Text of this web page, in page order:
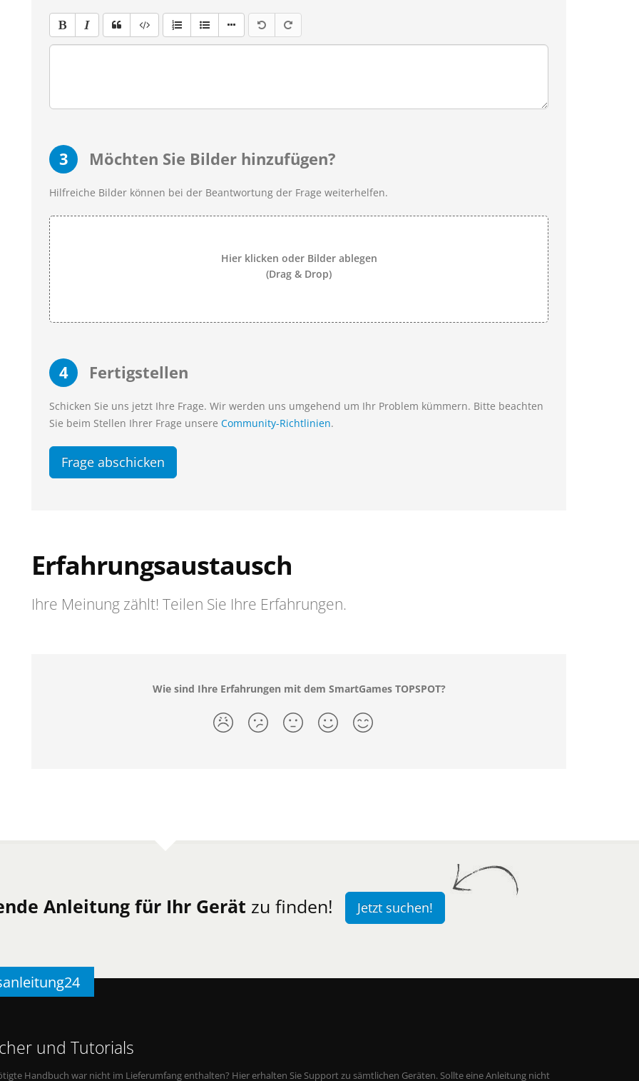
3 Möchten Sie Bilder hinzufügen?
Hilfreiche Bilder können bei der Beantwortung der Frage weiterhelfen.
Hier klicken oder Bilder ablegen
(Drag & Drop)
4 Fertigstellen
Schicken Sie uns jetzt Ihre Frage. Wir werden uns umgehend um Ihr Problem kümmern. Bitte beachten
Sie beim Stellen Ihrer Frage unsere Community-Richtlinien.
Frage abschicken
Erfahrungsaustausch
Ihre Meinung zählt! Teilen Sie Ihre Erfahrungen.
Wie sind Ihre Erfahrungen mit dem SmartGames TOPSPOT?
Anleitung für Ihr Gerät zu finden! Jetzt suchen!
und Tutorials
Handbuch war nicht im Lieferumfang enthalten? Hier erhalten Sie Support zu sämtlichen Geräten. Sollte eine Anleitung nicht